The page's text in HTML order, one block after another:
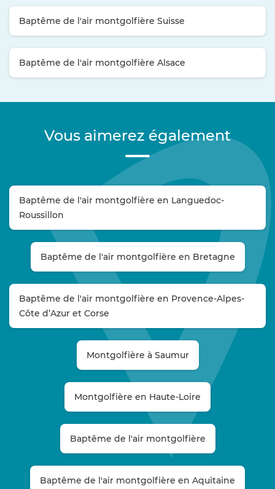
Baptême de l'air montgolfière Suisse
Baptême de l'air montgolfière Alsace
Vous aimerez également
Baptême de l'air montgolfière en Languedoc-
Roussillon
Baptême de l'air montgolfière en Bretagne
Baptême de l'air montgolfière en Provence-Alpes-
Côte d’Azur et Corse
Montgolfière à Saumur
Montgolfière en Haute-Loire
Baptême de l'air montgolfière
Baptême de l'air montgolfière en Aquitaine